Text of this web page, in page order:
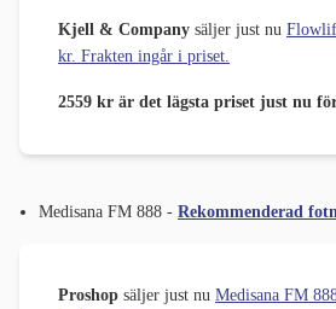
Kjell & Company säljer just nu
kr. Frakten ingår i priset.
2559 kr är det lägsta priset just nu
Medisana FM 888 - Rekommenderad
Proshop säljer just nu Medisana FM